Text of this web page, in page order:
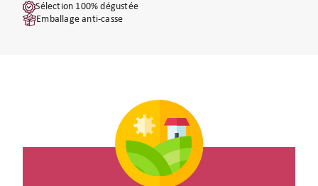
Sélection 100% dégustée
Emballage anti-casse